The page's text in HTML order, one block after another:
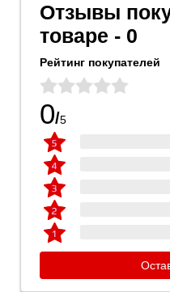
Отзывы
товаре - 0
Рейтинг покупателей
0/5